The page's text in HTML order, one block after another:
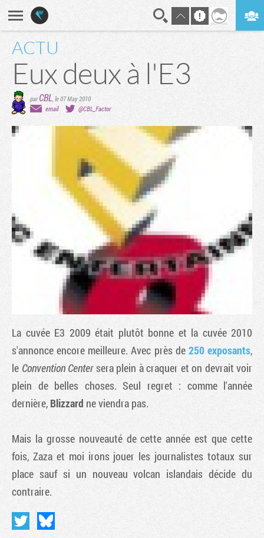
ACTU
Eux deux à l'E3
parCBL le 07 May 2010
email
@CBL_Factor
La cuvée E3 2009 était plutôt bonne et la cuvée 2010
s'annonce encore meilleure. Avec près de 250 exposants,
le Convention Centersera plein à craquer et on devrait voir
plein de belles choses. Seul regret : comme l'année
dernière, Blizzard ne viendra pas.
Mais la grosse nouveauté de cette année est que cette
fois, Zaza et moi irons jouer les journalistes totaux sur
place sauf si un nouveau volcan islandais décide du
contraire.